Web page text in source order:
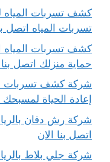
تسربات المياه اتصل
حماية منزلك اتصل بنا
إعادة الحياة لمسبحك
اتصل بنا الان